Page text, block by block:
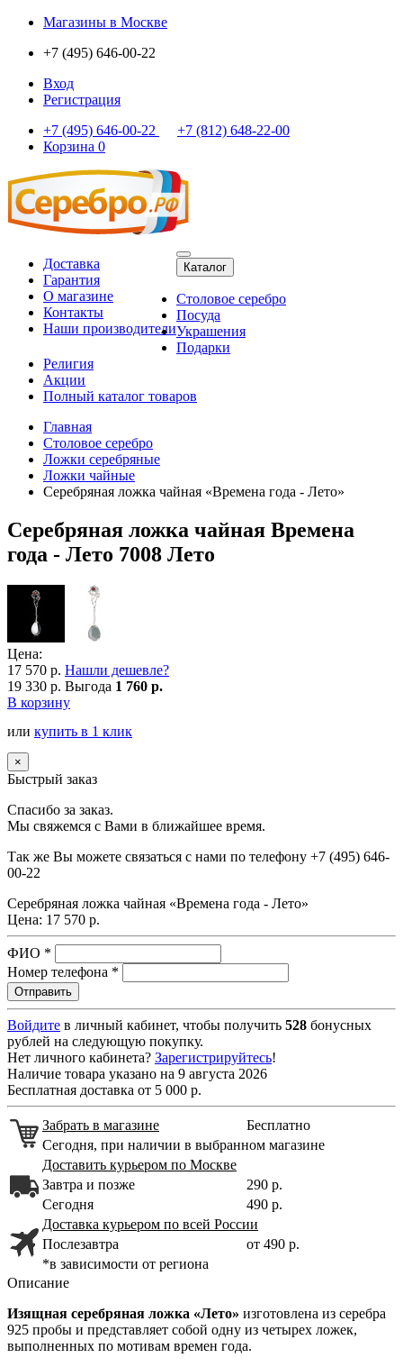
Магазины в Москве
+7 (495) 646-00-22
Вход
Регистрация
+7 (495) 646-00-22
+7 (812) 648-22-00
Корзина 0
Доставка
Гарантия
О магазине
Контакты
Наши производители
Каталог
Столовое серебро
Посуда
Украшения
Подарки
Религия
Акции
Полный каталог товаров
Главная
Столовое серебро
Ложки серебряные
Ложки чайные
Серебряная ложка чайная «Времена года - Лето»
Серебряная ложка чайная Времена
года - Лето 7008 Лето
Цена:
17 570 р. Нашли дешевле?
19 330 р. Выгода 1 760 р.
В корзину
или купить в 1 клик
×
Быстрый заказ
Спасибо за заказ.
Мы свяжемся с Вами в ближайшее время.
Так же Вы можете связаться с нами по телефону +7 (495) 646-
00-22
Серебряная ложка чайная «Времена года - Лето»
Цена: 17 570 р.
ФИО *
Номер телефона *
Войдите в личный кабинет, чтобы получить 528 бонусных
рублей на следующую покупку.
Нет личного кабинета? Зарегистрируйтесь!
Наличие товара указано на 9 августа 2026
Бесплатная доставка от 5 000 р.
Забрать в магазине
Бесплатно
Сегодня, при наличии в выбранном магазине
Доставить курьером по Москве
Завтра и позже
290 р.
Сегодня
490 р.
Доставка курьером по всей России
Послезавтра
от 490 р.
*в зависимости от региона
Описание
Изящная серебряная ложка «Лето» изготовлена из серебра
925 пробы и представляет собой одну из четырех ложек,
выполненных по мотивам времен года.